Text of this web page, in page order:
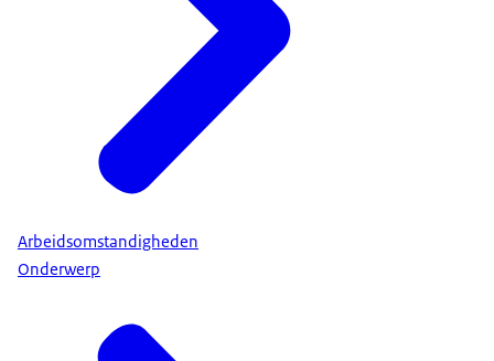
Arbeidsomstandigheden
Onderwerp